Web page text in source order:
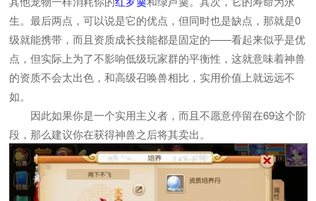
生。最后两点，可以说是它的优点，但同时也是缺点，那就是0
级就能携带，而且资质成长技能都是固定的——看起来似乎是优
点，但实际上为了不影响低级玩家群的平衡性，这就意味着神兽
的资质不会太出色，和高级召唤兽相比，实用价值上就远远不
如。
因此如果你是一个实用主义者，而且不愿意停留在69这个阶
段，那么建议你在获得神兽之后将其卖出。